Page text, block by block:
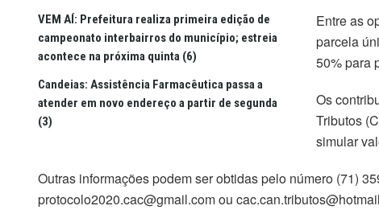
VEM AÍ: Prefeitura realiza primeira edição de
campeonato interbairros do município; estreia
acontece na próxima quinta (6)
Candeias: Assistência Farmacêutica passa a
atender em novo endereço a partir de segunda
(3)
Entre as
parcela
50% para
Os
Tributos
simular
Outras informações podem ser obtidas pelo número (71)
protocolo2020.cac@gmail.com ou